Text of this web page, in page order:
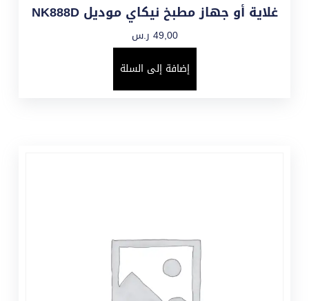
غلاية أو جهاز مطبخ نيكاي موديل NK888D
49,00 ر.س
إضافة إلى السلة